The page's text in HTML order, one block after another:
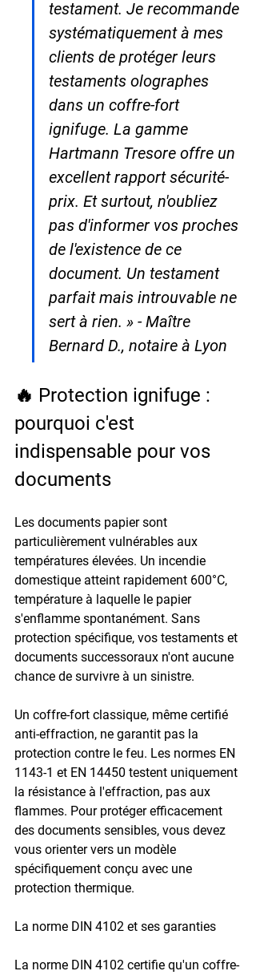
testament. Je recommande
systématiquement à mes
clients de protéger leurs
testaments olographes
dans un coffre-fort
ignifuge. La gamme
Hartmann Tresore offre un
excellent rapport sécurité-
prix. Et surtout, n'oubliez
pas d'informer vos proches
de l'existence de ce
document. Un testament
parfait mais introuvable ne
sert à rien. » - Maître
Bernard D., notaire à Lyon
🔥 Protection ignifuge :
pourquoi c'est
indispensable pour vos
documents
Les documents papier sont
particulièrement vulnérables aux
températures élevées. Un incendie
domestique atteint rapidement 600°C,
température à laquelle le papier
s'enflamme spontanément. Sans
protection spécifique, vos testaments et
documents successoraux n'ont aucune
chance de survivre à un sinistre.
Un coffre-fort classique, même certifié
anti-effraction, ne garantit pas la
protection contre le feu. Les normes EN
1143-1 et EN 14450 testent uniquement
la résistance à l'effraction, pas aux
flammes. Pour protéger efficacement
des documents sensibles, vous devez
vous orienter vers un modèle
spécifiquement conçu avec une
protection thermique.
La norme DIN 4102 et ses garanties
La norme DIN 4102 certifie qu'un coffre-